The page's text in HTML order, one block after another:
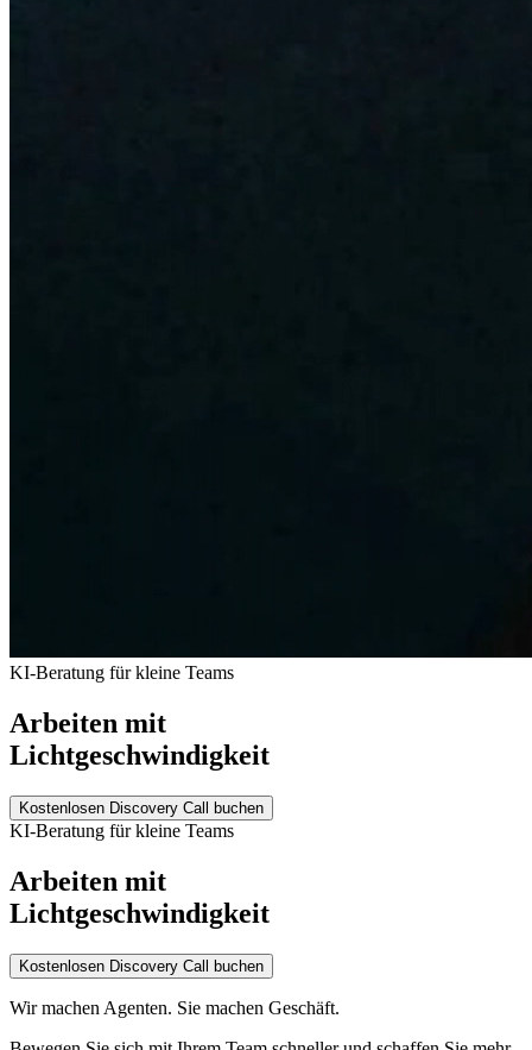
KI-Beratung für kleine Teams
Arbeiten mit
Lichtgeschwindigkeit
Kostenlosen Discovery Call buchen
KI-Beratung für kleine Teams
Arbeiten mit
Lichtgeschwindigkeit
Kostenlosen Discovery Call buchen
Wir machen Agenten. Sie machen Geschäft.